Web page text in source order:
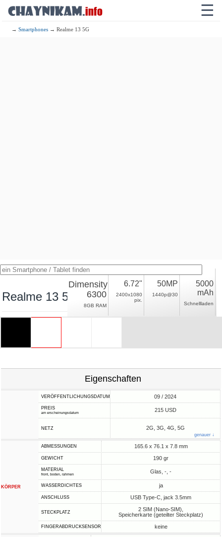
☰
→Smartphones → Realme 13 5G
Realme 13 5G
Dimensity
6300
8GB RAM
6.72"
2400x1080
pix.
50MP
1440p@30
5000
mAh
Schnellladen
Eigenschaften
VERÖFFENTLICHUNGSDATUM 09 / 2024
PREIS
am erscheinungsdatum 215 USD
NETZ 2G, 3G, 4G, 5G
genauer ↓
KÖRPER
ABMESSUNGEN 165.6 x 76.1 x 7.8 mm
GEWICHT 190 gr
MATERIAL
front, boden, rahmen Glas, -, -
WASSERDICHTES ja
ANSCHLUSS USB Type-C, jack 3.5mm
STECKPLATZ
2 SIM (Nano-SIM),
Speicherkarte (geteilter Steckplatz)
FINGERABDRUCKSENSOR keine